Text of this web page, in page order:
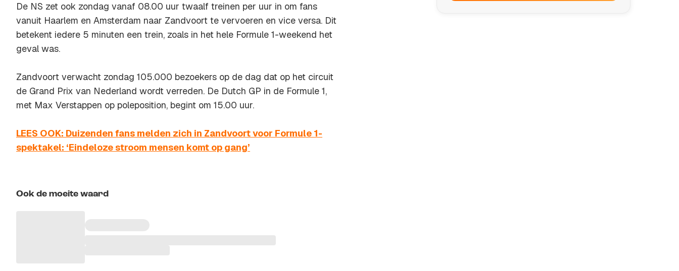
De NS zet ook zondag vanaf 08.00 uur twaalf treinen per uur in om fans
vanuit Haarlem en Amsterdam naar Zandvoort te vervoeren en vice versa. Dit
betekent iedere 5 minuten een trein, zoals in het hele Formule 1-weekend het
geval was.
Zandvoort verwacht zondag 105.000 bezoekers op de dag dat op het circuit
de Grand Prix van Nederland wordt verreden. De Dutch GP in de Formule 1,
met Max Verstappen op poleposition, begint om 15.00 uur.
LEES OOK: Duizenden fans melden zich in Zandvoort voor Formule 1-
spektakel: ‘Eindeloze stroom mensen komt op gang’
Ook de moeite waard